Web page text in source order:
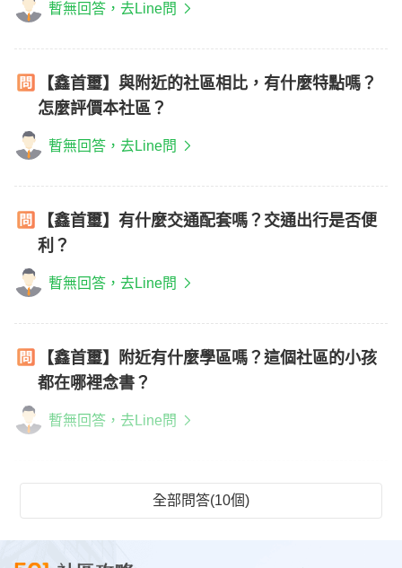
暫無回答，去Line問
【鑫首璽】與附近的社區相比，有什麼特點嗎？
怎麼評價本社區？
暫無回答，去Line問
【鑫首璽】有什麼交通配套嗎？交通出行是否便
利？
暫無回答，去Line問
【鑫首璽】附近有什麼學區嗎？這個社區的小孩
都在哪裡念書？
暫無回答，去Line問
全部問答(10個)